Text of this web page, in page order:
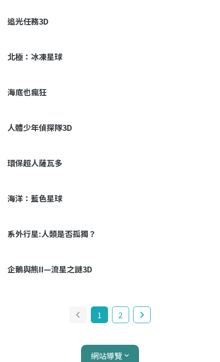
追光任務3D
北極：冰凍星球
海底也瘋狂
人體少年偵探隊3D
環保超人薩瓦多
海洋：藍色星球
系外行星:人類是否孤獨？
企鵝與熊II—流星之謎3D
1 2
網站導覽